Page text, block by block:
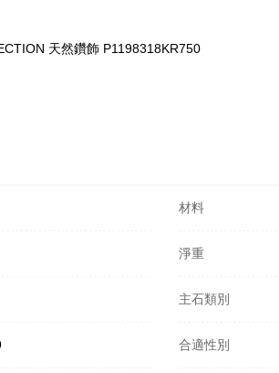
天然鑽飾 P1198318KR750
材料
淨重
主石類別
合適性別